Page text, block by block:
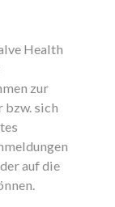
Health
zur
sich
auf die